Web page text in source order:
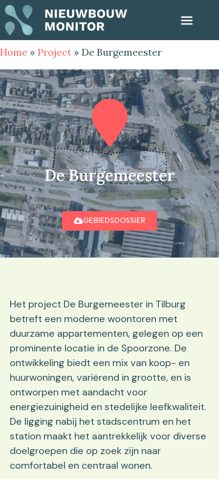
Home » Project » De Burgemeester
De Burgemeester
GEBIEDSDOSSIER
Het project De Burgemeester in Tilburg
betreft een moderne woontoren met
duurzame appartementen, gelegen op een
prominente locatie in de Spoorzone. De
ontwikkeling biedt een mix van koop- en
huurwoningen, variërend in grootte, en is
ontworpen met aandacht voor
energiezuinigheid en stedelijke leefkwaliteit.
De ligging nabij het stadscentrum en het
station maakt het aantrekkelijk voor diverse
doelgroepen die op zoek zijn naar
comfortabel en centraal wonen.